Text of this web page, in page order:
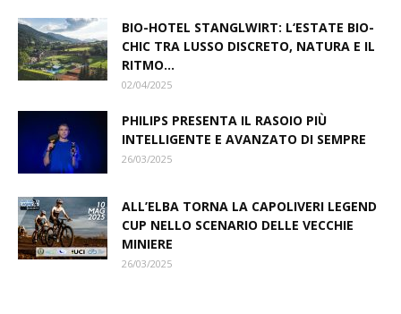
BIO-HOTEL STANGLWIRT: L‘ESTATE BIO-
CHIC TRA LUSSO DISCRETO, NATURA E IL
RITMO...
02/04/2025
PHILIPS PRESENTA IL RASOIO PIÙ
INTELLIGENTE E AVANZATO DI SEMPRE
26/03/2025
ALL’ELBA TORNA LA CAPOLIVERI LEGEND
CUP NELLO SCENARIO DELLE VECCHIE
MINIERE
26/03/2025